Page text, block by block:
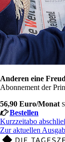
Anderen eine
Abonnement der
56,90 Euro/Monat
Bestellen
Kurzzeitabo
Zur aktuellen